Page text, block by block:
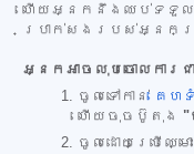
ហើយអ្នកនឹងឈប់ទទួលប
ប្រាក់សងរបស់អ្នកត្
អ្នកអាចលុបចោលការ
ចូលទៅកាន់ គេហ
ហើយចុចប៊ូតុង
ចូលដោយប្រើឈ្ម